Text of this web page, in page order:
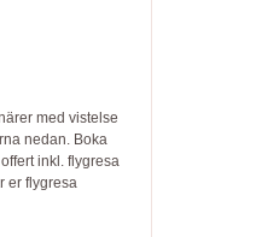
med vistelse
nedan. Boka
inkl. flygresa
er flygresa